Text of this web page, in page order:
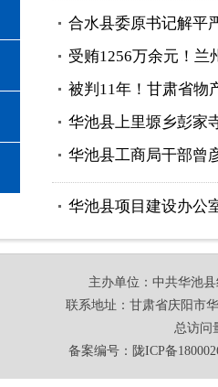
合水县委原书记解平
受贿1256万余元！兰
被判11年！甘肃省物
华池县上里塬乡彭家
华池县工商局干部曾
华池县项目建设办公
主办单位：中共华池
联系地址：甘肃省庆阳市
总访问
备案编号： 陇ICP备